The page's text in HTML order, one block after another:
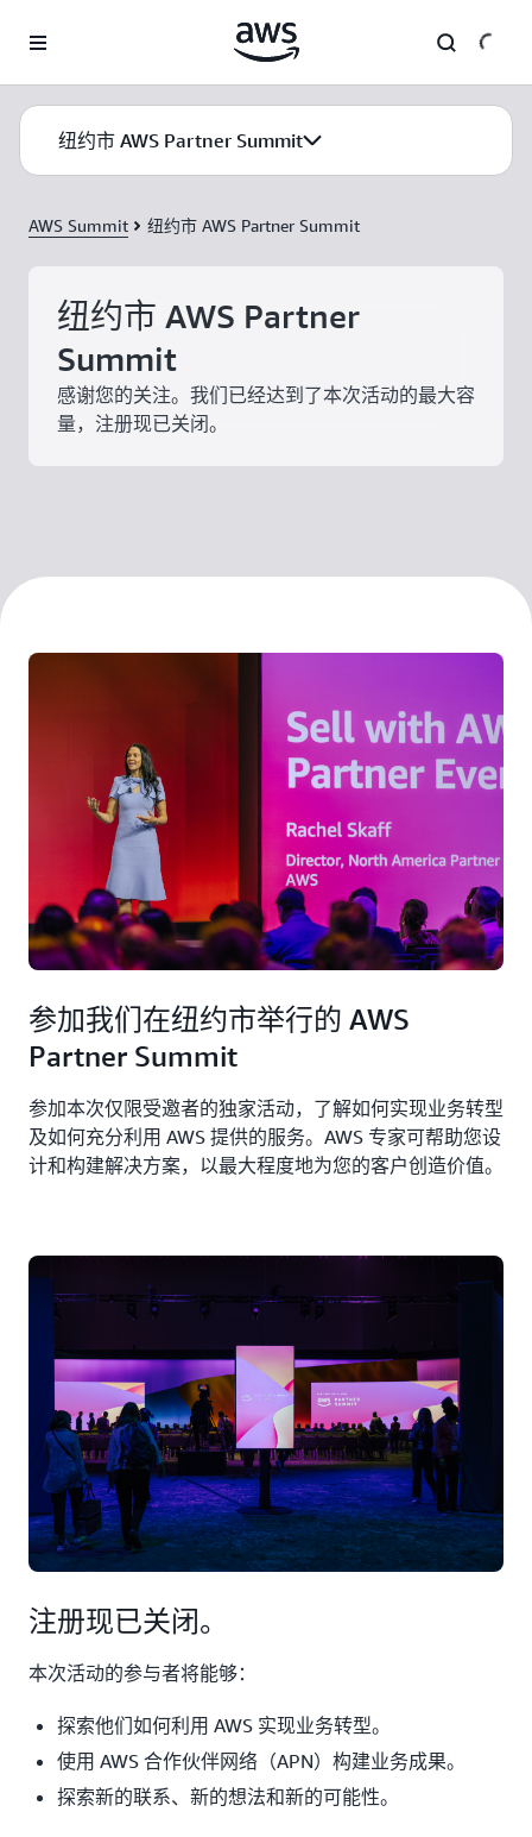
纽约市 AWS Partner Summit
AWS Summit 纽约市 AWS Partner Summit
纽约市 AWS Partner
Summit
感谢您的关注。我们已经达到了本次活动的最大容
量，注册现已关闭。
参加我们在纽约市举行的 AWS
Partner Summit
参加本次仅限受邀者的独家活动，了解如何实现业务转型
及如何充分利用 AWS 提供的服务。AWS 专家可帮助您设
计和构建解决方案，以最大程度地为您的客户创造价值。
注册现已关闭。
本次活动的参与者将能够：
探索他们如何利用 AWS 实现业务转型。
使用 AWS 合作伙伴网络（APN）构建业务成果。
探索新的联系、新的想法和新的可能性。